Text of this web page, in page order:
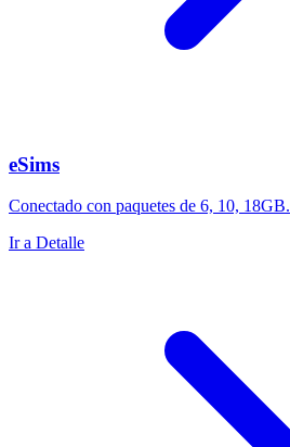
eSims
Conectado con paquetes de 6, 10, 18GB.
Ir a Detalle